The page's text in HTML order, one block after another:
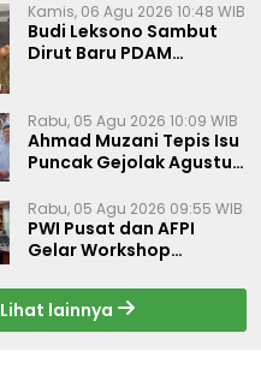
Kamis, 06 Agu 2026 10:48 WIB
Budi Leksono Sambut
Dirut Baru PDAM
Makin Prima
Rabu, 05 Agu 2026 10:09 WIB
Ahmad Muzani Tepis Isu
Puncak Gejolak Agustus
Perkuat Persatuan
Rabu, 05 Agu 2026 09:55 WIB
PWI Pusat dan AFPI
Gelar Workshop
Inklusi Keuangan, dan
Perlindungan Publik
Lihat lainnya